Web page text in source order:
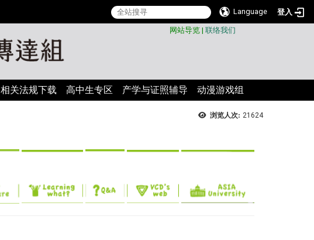
Language
登入
网站导览| 联络我们
相关法规下载 高中生专区 产学与证照辅导 动漫游戏组
浏览人次: 21624